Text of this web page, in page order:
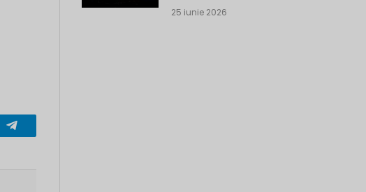
Telegram
25 iunie 2026